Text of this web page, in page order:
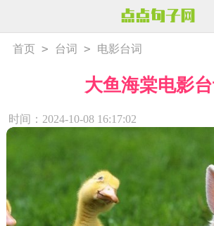
首页 > 台词 > 电影台词
大鱼海棠电影
时间：2024-10-08 16:17:02